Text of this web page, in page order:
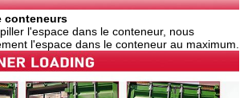
conteneurs
l'espace dans le conteneur, nous
l'espace dans le conteneur au maximum.